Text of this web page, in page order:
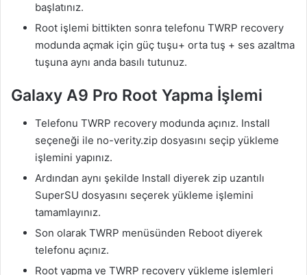
başlatınız.
Root işlemi bittikten sonra telefonu TWRP recovery
modunda açmak için güç tuşu+ orta tuş + ses azaltma
tuşuna aynı anda basılı tutunuz.
Galaxy A9 Pro Root Yapma İşlemi
Telefonu TWRP recovery modunda açınız. Install
seçeneği ile no-verity.zip dosyasını seçip yükleme
işlemini yapınız.
Ardından aynı şekilde Install diyerek zip uzantılı
SuperSU dosyasını seçerek yükleme işlemini
tamamlayınız.
Son olarak TWRP menüsünden Reboot diyerek
telefonu açınız.
Root yapma ve TWRP recovery yükleme işlemleri